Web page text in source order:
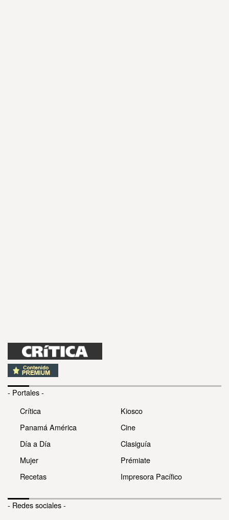
- Portales -
Crítica
Panamá América
Día a Día
Mujer
Recetas
Kiosco
Cine
Clasiguía
Prémiate
Impresora Pacífico
- Redes sociales -